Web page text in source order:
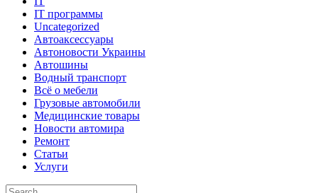
IT программы
Uncategorized
Автоаксессуары
Автоновости Украины
Автошины
Водный транспорт
Всё о мебели
Грузовые автомобили
Медицинские товары
Новости автомира
Ремонт
Статьи
Услуги